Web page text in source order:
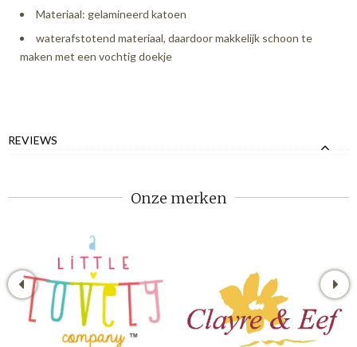
Materiaal: gelamineerd katoen
waterafstotend materiaal, daardoor makkelijk schoon te
maken met een vochtig doekje
REVIEWS
Onze merken